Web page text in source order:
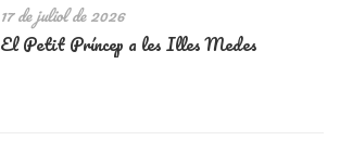
17 de juliol de 2026
El Petit Príncep a les Illes Medes